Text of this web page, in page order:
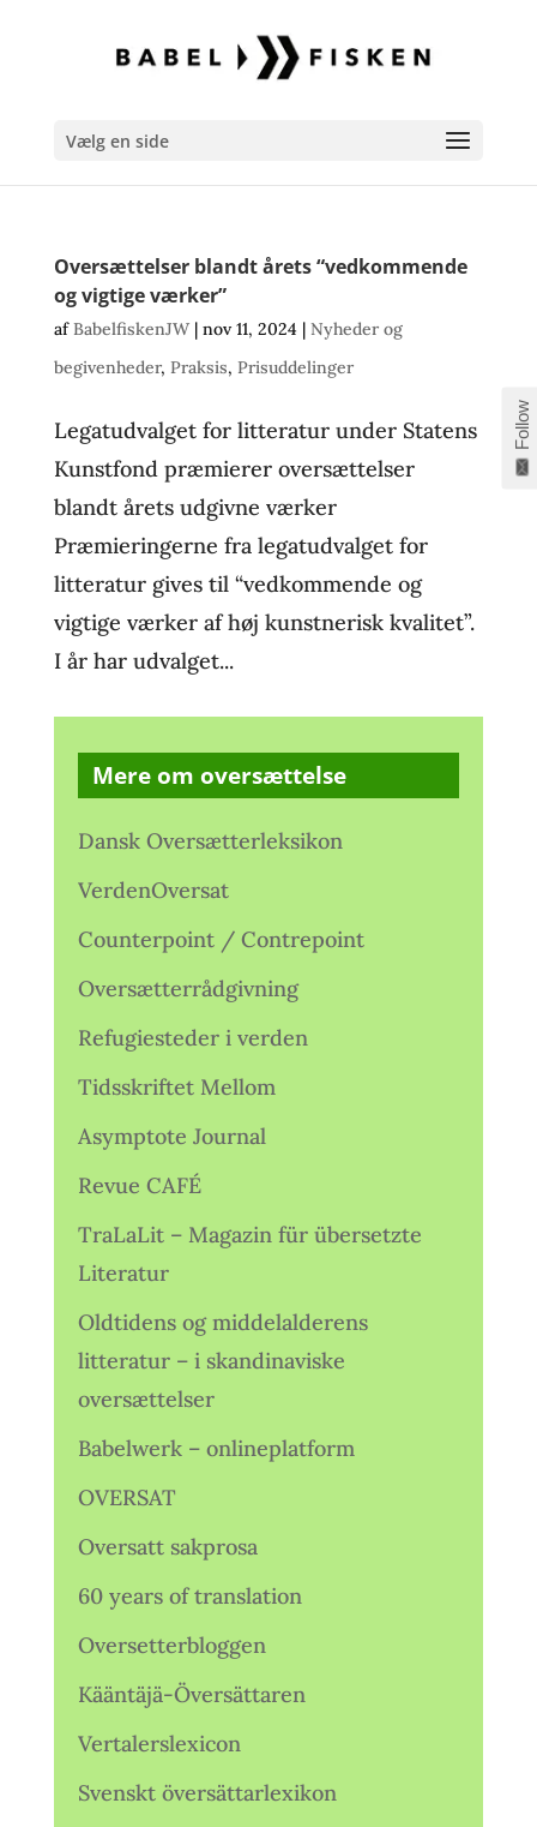
Vælg en side
Oversættelser blandt årets “vedkommende
og vigtige værker”
afBabelfiskenJW| nov 11, 2024 | Nyheder og
begivenheder, Praksis, Prisuddelinger
Legatudvalget for litteratur under Statens
Kunstfond præmierer oversættelser
blandt årets udgivne værker
Præmieringerne fra legatudvalget for
litteratur gives til “vedkommende og
vigtige værker af høj kunstnerisk kvalitet”.
I år har udvalget...
Mere om oversættelse
Dansk Oversætterleksikon
VerdenOversat
Counterpoint / Contrepoint
Oversætterrådgivning
Refugiesteder i verden
Tidsskriftet Mellom
Asymptote Journal
Revue CAFÉ
TraLaLit – Magazin für übersetzte
Literatur
Oldtidens og middelalderens
litteratur – i skandinaviske
oversættelser
Babelwerk – onlineplatform
OVERSAT
Oversatt sakprosa
60 years of translation
Oversetterbloggen
Kääntäjä-Översättaren
Vertalerslexicon
Svenskt översättarlexikon
Follow